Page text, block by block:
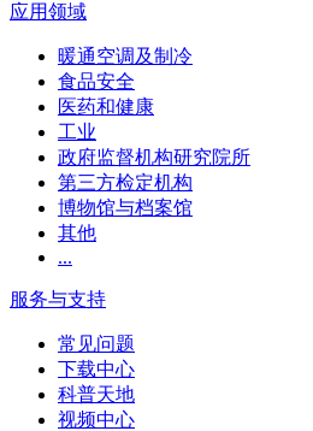
应用领域
暖通空调及制冷
食品安全
医药和健康
工业
政府监督机构研究院所
第三方检定机构
博物馆与档案馆
其他
...
服务与支持
常见问题
下载中心
科普天地
视频中心